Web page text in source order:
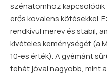
szénatomhoz
erős kovalens kötésekkel.
rendkívül merev és stabil,
kivételes keménységét (a
10-es érték). A gyémánt
tehát jóval nagyobb, mint